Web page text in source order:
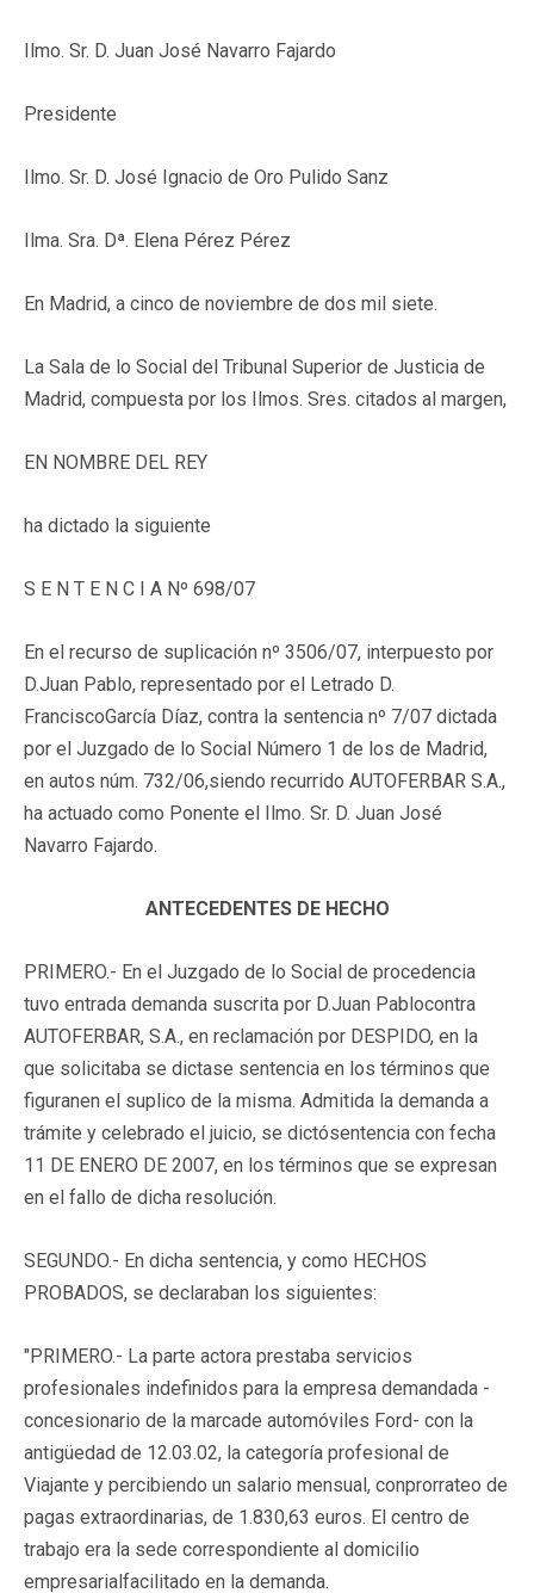
Ilmo. Sr. D. Juan José Navarro Fajardo
Presidente
Ilmo. Sr. D. José Ignacio de Oro Pulido Sanz
Ilma. Sra. Dª. Elena Pérez Pérez
En Madrid, a cinco de noviembre de dos mil siete.
La Sala de lo Social del Tribunal Superior de Justicia de
Madrid, compuesta por los Ilmos. Sres. citados al margen,
EN NOMBRE DEL REY
ha dictado la siguiente
S E N T E N C I A Nº 698/07
En el recurso de suplicación nº 3506/07, interpuesto por
D.Juan Pablo, representado por el Letrado D.
FranciscoGarcía Díaz, contra la sentencia nº 7/07 dictada
por el Juzgado de lo Social Número 1 de los de Madrid,
en autos núm. 732/06,siendo recurrido AUTOFERBAR S.A.,
ha actuado como Ponente el Ilmo. Sr. D. Juan José
Navarro Fajardo.
ANTECEDENTES DE HECHO
PRIMERO.- En el Juzgado de lo Social de procedencia
tuvo entrada demanda suscrita por D.Juan Pablocontra
AUTOFERBAR, S.A., en reclamación por DESPIDO, en la
que solicitaba se dictase sentencia en los términos que
figuranen el suplico de la misma. Admitida la demanda a
trámite y celebrado el juicio, se dictósentencia con fecha
11 DE ENERO DE 2007, en los términos que se expresan
en el fallo de dicha resolución.
SEGUNDO.- En dicha sentencia, y como HECHOS
PROBADOS, se declaraban los siguientes:
"PRIMERO.- La parte actora prestaba servicios
profesionales indefinidos para la empresa demandada -
concesionario de la marcade automóviles Ford- con la
antigüedad de 12.03.02, la categoría profesional de
Viajante y percibiendo un salario mensual, conprorrateo de
pagas extraordinarias, de 1.830,63 euros. El centro de
trabajo era la sede correspondiente al domicilio
empresarialfacilitado en la demanda.